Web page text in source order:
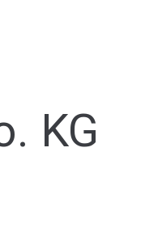
KG